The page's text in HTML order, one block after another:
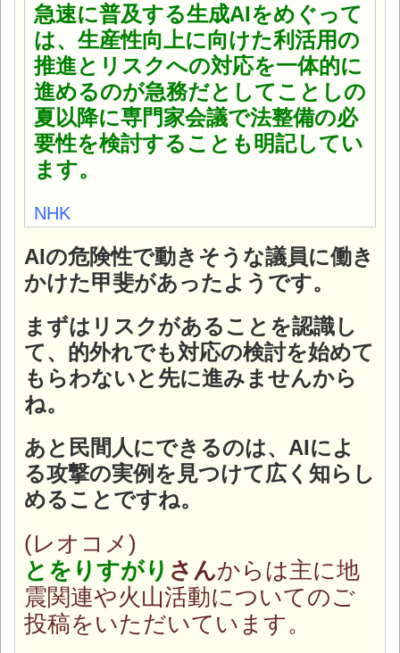
急速に普及する生成AIをめぐって
は、生産性向上に向けた利活用の
推進とリスクへの対応を一体的に
進めるのが急務だとしてことしの
夏以降に専門家会議で法整備の必
要性を検討することも明記してい
ます。
NHK
AIの危険性で動きそうな議員に働き
かけた甲斐があったようです。
まずはリスクがあることを認識し
て、的外れでも対応の検討を始めて
もらわないと先に進みませんから
ね。
あと民間人にできるのは、AIによ
る攻撃の実例を見つけて広く知らし
めることですね。
(レオコメ)
とをりすがり さんからは主に地
震関連や火山活動についてのご
投稿をいただいています。